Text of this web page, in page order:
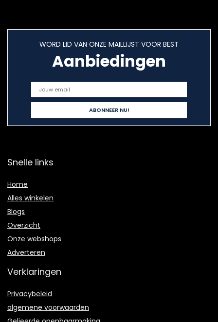
WORD LID VAN ONZE MAILLIJST VOOR BEST
Aanbiedingen
Snelle links
Home
Alles winkelen
Blogs
Overzicht
Onze webshops
Adverteren
Verklaringen
Privacybeleid
algemene voorwaarden